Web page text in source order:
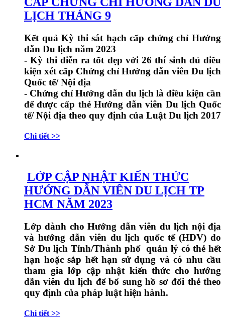
LỊCH THÁNG 9
Kết quả Kỳ thi sát hạch cấp chứng chỉ Hướng
dẫn Du lịch năm 2023
- Kỳ thi diễn ra tốt đẹp với 26 thí sinh đủ điều
kiện xét cấp Chứng chỉ Hướng dẫn viên Du lịch
Quốc tế/ Nội địa
- Chứng chỉ Hướng dẫn du lịch là điều kiện cần
để được cấp thẻ Hướng dẫn viên Du lịch Quốc
tế/ Nội địa theo quy định của Luật Du lịch 2017
Chi tiết >>
LỚP CẬP NHẬT KIẾN THỨC
HƯỚNG DẪN VIÊN DU LỊCH TP
HCM NĂM 2023
Lớp dành cho Hướng dẫn viên du lịch nội địa
và hướng dẫn viên du lịch quốc tế (HDV) do
Sở Du lịch Tỉnh/Thành phố quản lý có thẻ hết
hạn hoặc sắp hết hạn sử dụng và có nhu cầu
tham gia lớp cập nhật kiến thức cho hướng
dẫn viên du lịch để bổ sung hồ sơ đổi thẻ theo
quy định của pháp luật hiện hành.
Chi tiết >>